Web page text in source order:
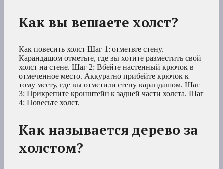
Как вы вешаете холст?
Как повесить холст Шаг 1: отметьте стену.
Карандашом отметьте, где вы хотите разместить свой
холст на стене. Шаг 2: Вбейте настенный крючок в
отмеченное место. Аккуратно прибейте крючок к
тому месту, где вы отметили стену карандашом. Шаг
3: Прикрепите кронштейн к задней части холста. Шаг
4: Повесьте холст.
Как называется дерево за
холстом?